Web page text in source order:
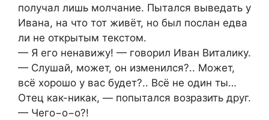
получал лишь молчание. Пытался выведать у
Ивана, на что тот живёт, но был послан едва
ли не открытым текстом.
— Я его ненавижу! — говорил Иван Виталику.
— Слушай, может, он изменился?.. Может,
всё хорошо у вас будет?.. Всё не один ты…
Отец как-никак, — попытался возразить друг.
— Чего−о−о?!